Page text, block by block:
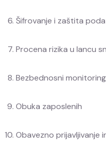
Šifrovanje i zaštita
Procena rizika u lancu
Bezbednosni
Obuka zaposlenih
Obavezno prijavljivanje